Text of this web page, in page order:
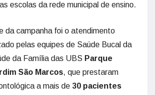
escolas da rede municipal de ensino.
da campanha foi o atendimento
pelas equipes de Saúde Bucal da
da Família das UBS Parque
São Marcos, que prestaram
a mais de 30 pacientes